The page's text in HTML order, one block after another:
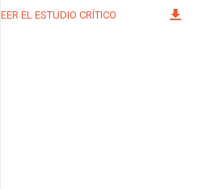
LEER EL ESTUDIO CRÍTICO